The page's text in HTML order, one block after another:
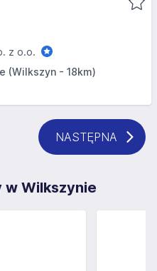
z o.o.
(Wilkszyn - 18km)
NASTĘPNA
w Wilkszynie